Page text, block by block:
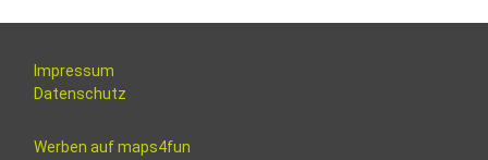
Impressum
Datenschutz
Werben auf maps4fun